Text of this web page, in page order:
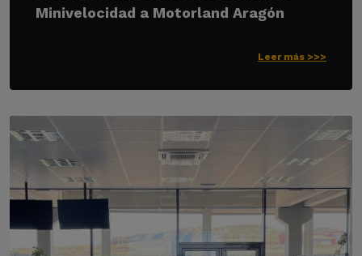
Minivelocidad a Motorland Aragón
Leer más >>>